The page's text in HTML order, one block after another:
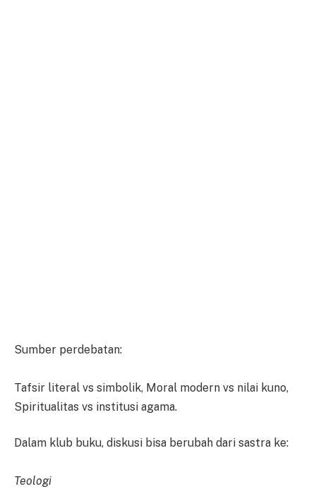
Sumber perdebatan:
Tafsir literal vs simbolik, Moral modern vs nilai kuno,
Spiritualitas vs institusi agama.
Dalam klub buku, diskusi bisa berubah dari sastra ke:
Teologi